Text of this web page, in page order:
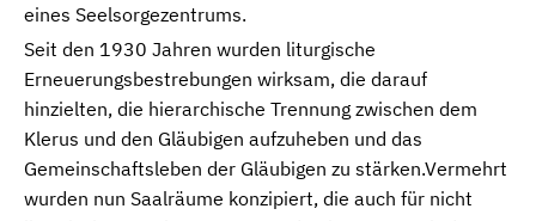
eines Seelsorgezentrums.
Seit den 1930 Jahren wurden liturgische
Erneuerungsbestrebungen wirksam, die darauf
hinzielten, die hierarchische Trennung zwischen dem
Klerus und den Gläubigen aufzuheben und das
Gemeinschaftsleben der Gläubigen zu stärken.Vermehrt
wurden nun Saalräume konzipiert, die auch für nicht